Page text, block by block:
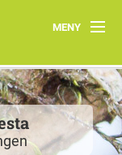
MENY
Program
Grupper
Projekt